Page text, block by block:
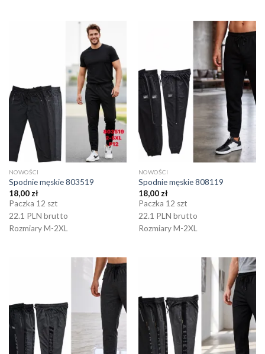
NOWOŚCI
Spodnie męskie 803519
18,00 zł
Paczka 12 szt
22.1 PLN brutto
Rozmiary M-2XL
NOWOŚCI
Spodnie męskie 808119
18,00 zł
Paczka 12 szt
22.1 PLN brutto
Rozmiary M-2XL